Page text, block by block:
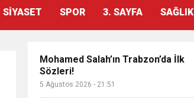
SİYASET SPOR 3. SAYFA SAĞLIK
Mohamed Salah’ın Trabzon’da İlk
Sözleri!
5 Ağustos 2026 - 21:51